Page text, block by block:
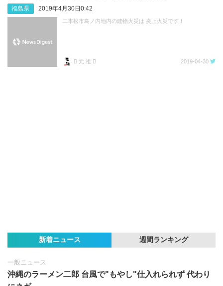
福島県 2019年4月30日0:42
二本松市島ノ内地内の建物火災は 炎上火災です！
 元 祖  2019-04-30
新着ニュース 週間ランキング
一般ニュース
沖縄のラーメン二郎 台風で"もやし"仕入れられず 代わり